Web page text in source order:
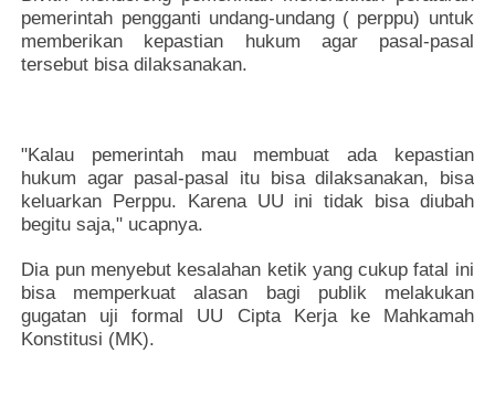
pemerintah pengganti undang-undang ( perppu) untuk
memberikan kepastian hukum agar pasal-pasal
tersebut bisa dilaksanakan.
"Kalau pemerintah mau membuat ada kepastian
hukum agar pasal-pasal itu bisa dilaksanakan, bisa
keluarkan Perppu. Karena UU ini tidak bisa diubah
begitu saja," ucapnya.
Dia pun menyebut kesalahan ketik yang cukup fatal ini
bisa memperkuat alasan bagi publik melakukan
gugatan uji formal UU Cipta Kerja ke Mahkamah
Konstitusi (MK).